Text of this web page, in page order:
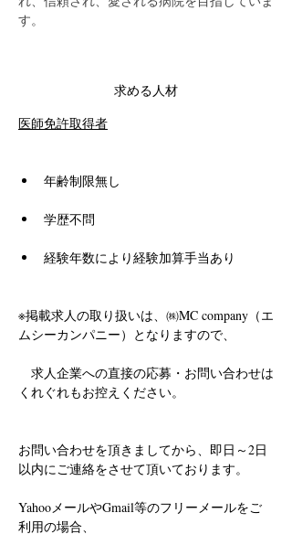
す。
求める人材
医師免許取得者
年齢制限無し
学歴不問
経験年数により経験加算手当あり
※掲載求人の取り扱いは、㈱MC company（エ
ムシーカンパニー）となりますので、
求人企業への直接の応募・お問い合わせは
くれぐれもお控えください。
お問い合わせを頂きましてから、即日～2日
以内にご連絡をさせて頂いております。
YahooメールやGmail等のフリーメールをご
利用の場合、